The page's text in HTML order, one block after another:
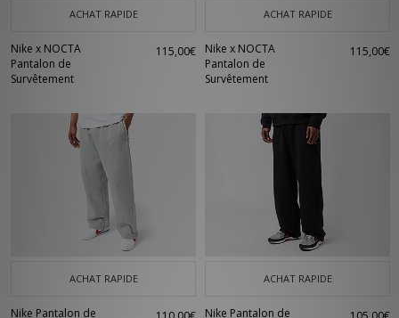
ACHAT RAPIDE
Nike x NOCTA
Pantalon de
Survêtement
115,00€
ACHAT RAPIDE
Nike x NOCTA
Pantalon de
Survêtement
115,00€
ACHAT RAPIDE
Nike Pantalon de
ACHAT RAPIDE
Nike Pantalon de